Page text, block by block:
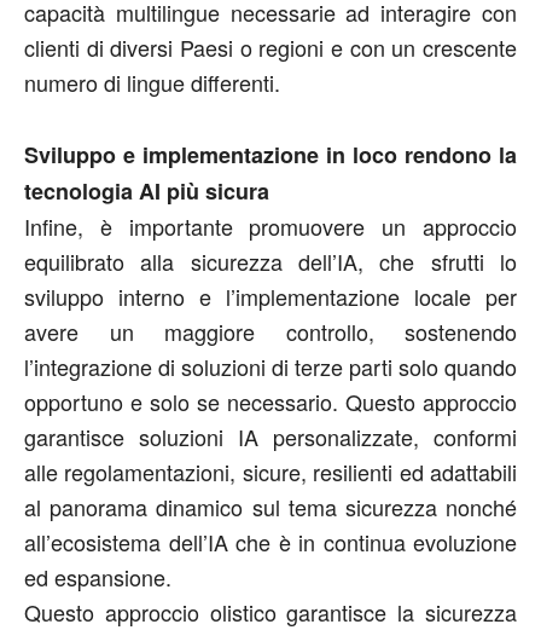
capacità multilingue necessarie ad interagire con
clienti di diversi Paesi o regioni e con un crescente
numero di lingue differenti.
Sviluppo e implementazione in loco rendono la
tecnologia AI più sicura
Infine, è importante promuovere un approccio
equilibrato alla sicurezza dell’IA, che sfrutti lo
sviluppo interno e l’implementazione locale per
avere un maggiore controllo, sostenendo
l’integrazione di soluzioni di terze parti solo quando
opportuno e solo se necessario. Questo approccio
garantisce soluzioni IA personalizzate, conformi
alle regolamentazioni, sicure, resilienti ed adattabili
al panorama dinamico sul tema sicurezza nonché
all’ecosistema dell’IA che è in continua evoluzione
ed espansione.
Questo approccio olistico garantisce la sicurezza